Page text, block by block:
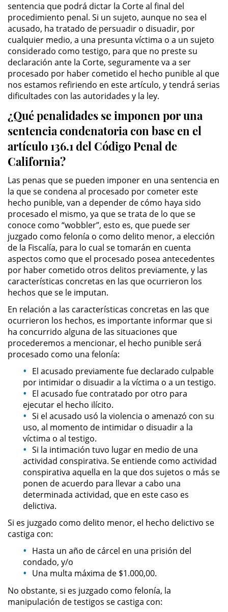
DUI Con Pasajeros Menores de
14 años
Leyes de DUI en el Estado de
California
Segunda Ofensa de DUI
Tercera Ofensa de DUI
Violencia Domestica
Abuso de Ancianos y Adultos
Acecho
Agresión Doméstica
Amenazas Criminales
Lesión Corporal a un Cónyuge
Negligencia Infantil
Orden de Protección de
Emergencia
Orden de Restricción
Permanente
Órdenes de Restricción
Orden de Restricción Temporal
Porno Venganza
Publicar Información Dañina en
Internet
Sustracción de Menores
Assault & Battery
Assault on a Public Official
Assault with a Deadly Weapon
sentencia que podrá dictar la Corte al final del
procedimiento penal. Si un sujeto, aunque no sea el
acusado, ha tratado de persuadir o disuadir, por
cualquier medio, a una presunta víctima o a un sujeto
considerado como testigo, para que no preste su
declaración ante la Corte, seguramente va a ser
procesado por haber cometido el hecho punible al que
nos estamos refiriendo en este artículo, y tendrá serias
dificultades con las autoridades y la ley.
¿Qué penalidades se imponen por una
sentencia condenatoria con base en el
artículo 136.1 del Código Penal de
California?
Las penas que se pueden imponer en una sentencia en
la que se condena al procesado por cometer este
hecho punible, van a depender de cómo haya sido
procesado el mismo, ya que se trata de lo que se
conoce como “wobbler”, esto es, que puede ser
juzgado como felonía o como delito menor, a elección
de la Fiscalía, para lo cual se tomarán en cuenta
aspectos como que el procesado posea antecedentes
por haber cometido otros delitos previamente, y las
características concretas en las que ocurrieron los
hechos que se le imputan.
En relación a las características concretas en las que
ocurrieron los hechos, es importante informar que si
ha concurrido alguna de las situaciones que
procederemos a mencionar, el hecho punible será
procesado como una felonía:
El acusado previamente fue declarado culpable
por intimidar o disuadir a la víctima o a un testigo.
El acusado fue contratado por otro para
ejecutar el hecho ilícito.
Si el acusado usó la violencia o amenazó con su
uso, al momento de intimidar o disuadir a la
víctima o al testigo.
Si la intimación tuvo lugar en medio de una
actividad conspirativa. Se entiende como actividad
conspirativa aquella en la que dos sujetos o más se
ponen de acuerdo para llevar a cabo una
determinada actividad, que en este caso es
delictiva.
Si es juzgado como delito menor, el hecho delictivo se
castiga con:
Hasta un año de cárcel en una prisión del
condado, y/o
Una multa máxima de $1.000,00.
No obstante, si es juzgado como felonía, la
manipulación de testigos se castiga con: